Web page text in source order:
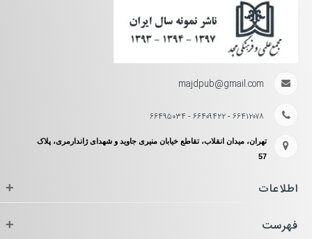
majdpub@gmail.com
۶۶۴۱۲۰۷۸ - ۶۶۴۰۹۴۲۲ - ۶۶۴۹۵۰۳۴
تهران، میدان انقلاب، تقاطع خیابان منیری جاوید و شهدای ژاندارمری، پلاک
57
اطلاعات +
فهرست +